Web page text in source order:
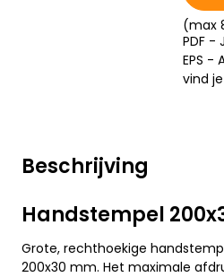
Beschrijving
Handstempel
Grote, rechthoekige
200x30 mm. Het maximale
(max
PDF -
EPS -
vind je